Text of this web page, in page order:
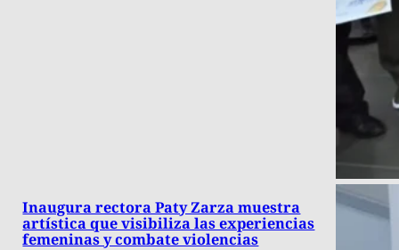
Inaugura rectora Paty Zarza muestra
artística que visibiliza las experiencias
femeninas y combate violencias